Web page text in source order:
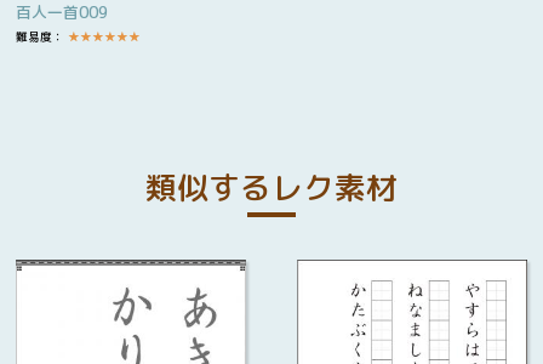
百人一首009
難易度： ★★★★★★
類似するレク素材